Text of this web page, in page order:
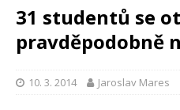
31 studentů se
pravděpodobně
10. 3. 2014 Jaroslav Mares